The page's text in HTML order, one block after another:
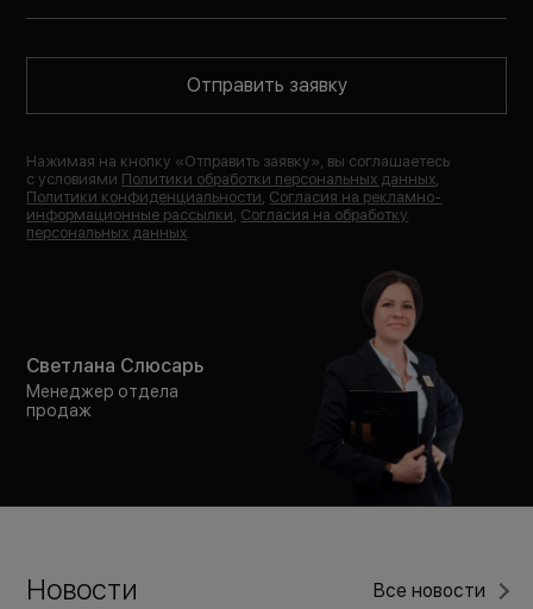
Отправить заявку
Нажимая на кнопку «Отправить заявку», вы соглашаетесь
с условиями Политики обработки персональных данных
Политики конфиденциальности Согласия на рекламно-
информационные рассылки Согласия на обработку
персональных данных
Светлана Слюсарь
Менеджер отдела
продаж
Новости Все новости